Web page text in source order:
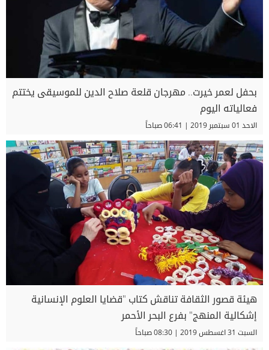
بحفل لعمر خيرت.. مهرجان قلعة صلاح الدين للموسيقى يختتم
فعالياته اليوم
الاحد 01 سبتمبر 2019 | 06:41 صباحاً
هيئة قصور الثقافة تناقش كتاب "قضايا العلوم الإنسانية
إشكالية المنهج" بفرع البحر الأحمر
السبت 31 اغسطس 2019 | 08:30 صباحاً